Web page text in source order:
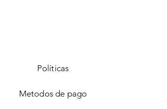
Políticas
Metodos de pago